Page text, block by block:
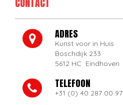
ADRES
Kunst voor in Huis
Boschdijk 233
5612 HC Eindhoven
TELEFOON
+31 (0) 40 287 00 97